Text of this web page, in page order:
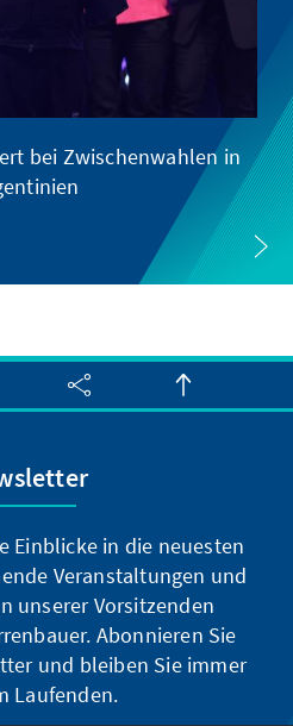
bei Zwischenwahlen in
Einblicke in die neuesten
Veranstaltungen und
unserer Vorsitzenden
Abonnieren Sie
und bleiben Sie immer
Laufenden.